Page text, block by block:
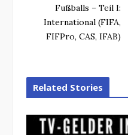
Fußballs – Teil I:
International (FIFA,
FIFPro, CAS, IFAB)
Related Stories